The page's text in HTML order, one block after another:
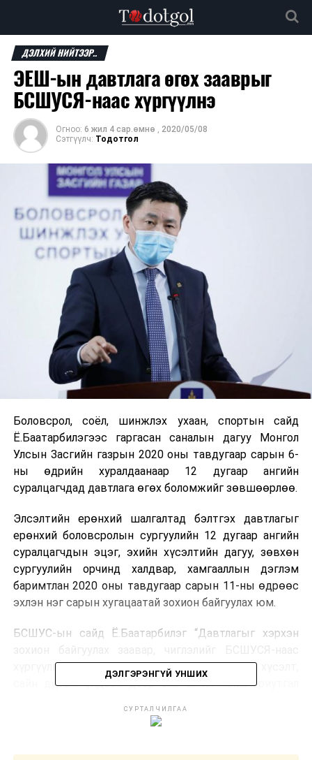
ДЭЛХИЙ НИЙТЭЭР..
ЭЕШ-ын давтлага өгөх зааврыг
БСШУСЯ-наас хүргүүлнэ
Огноо: 6 жил 4 сар.өмнө , 2020/05/08
Сэтгүүлч: Тодотгол
Боловсрол, соёл, шинжлэх ухаан, спортын сайд
Ё.Баатарбилэгээс гаргасан саналын дагуу Монгол
Улсын Засгийн газрын 2020 оны тавдугаар сарын 6-
ны өдрийн хуралдаанаар 12 дугаар ангийн
суралцагчдад давтлага өгөх боломжийг зөвшөөрлөө.
Элсэлтийн ерөнхий шалгалтад бэлтгэх давтлагыг
ерөнхий боловсролын сургуулийн 12 дугаар ангийн
суралцагчдын эцэг, эхийн хүсэлтийн дагуу, зөвхөн
сургуулийн орчинд халдвар, хамгааллын дэглэм
баримтлан 2020 оны тавдугаар сарын 11-ны өдрөөс
эхлэн нэг сарын хугацаатай зохион байгуулах юм.
БСШУС-ын сайд Ё.Баатарбилэг “Давтлагыг хэрхэн
хүргүүлнэ. Эцэг эхчүүдийн санал, хүүхдүүдийн хүсэлт,
сайн дурын үндсэн дээр энэ ажил явна, ариутгал
ДЭЛГЭРЭНГҮЙ УНШИХ
СУРТАЛЧИЛГАА